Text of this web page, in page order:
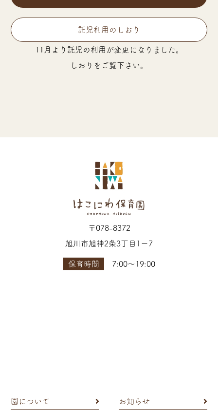
託児利用のしおり
11月より託児の利用が変更になりました。
しおりをご覧下さい。
〒078-8372
旭川市旭神2条3丁目1ー7
保育時間 7:00〜19:00
園について お知らせ